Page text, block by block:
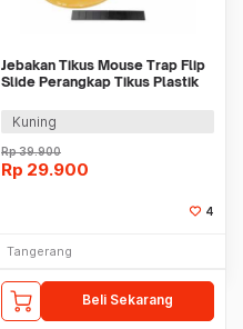
Jebakan Tikus Mouse Trap Flip
Slide Perangkap Tikus Plastik
Kuning
Rp39.900
Rp 29.900
4
Tangerang
Beli Sekarang